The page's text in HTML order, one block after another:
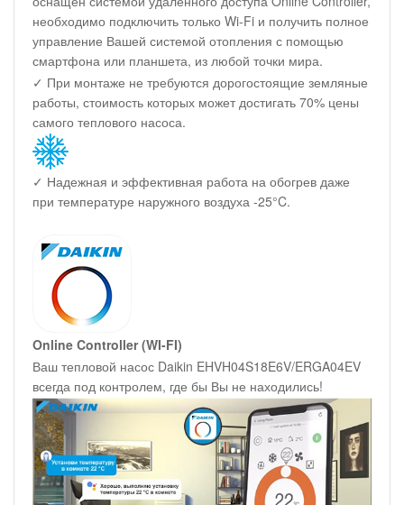
необходимо подключить только Wi-Fi и получить полное
управление Вашей системой отопления с помощью
смартфона или планшета, из любой точки мира.
✓ При монтаже не требуются дорогостоящие земляные
работы, стоимость которых может достигать 70% цены
самого теплового насоса.
✓ Надежная и эффективная работа на обогрев даже
при температуре наружного воздуха -25°C.
Online Controller (WI-FI)
Ваш тепловой насос Daikin EHVH04S18E6V/ERGA04EV
всегда под контролем, где бы Вы не находились!